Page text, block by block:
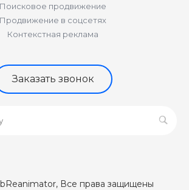
Поисковое продвижение
Продвижение в соцсетях
Контекстная реклама
Заказать звонок
Все права защищены